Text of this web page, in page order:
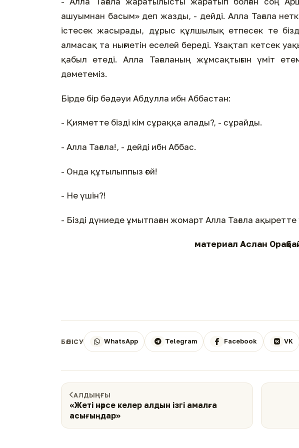
ашуымнан басым» деп жазды, - дейді. Алла Тағала
істесек жасырады, дұрыс құлшылық етпесек те
алмасақ та нығметін еселей береді. Ұзақтап кетсек
қабыл етеді. Алла Тағаланың жұмсақтығын үміт
дәметеміз.
Бірде бір бәдәуи Абдулла ибн Аббастан:
- Қияметте бізді кім сұраққа алады?, - сұрайды.
- Алла Тағала!, - дейді ибн Аббас.
- Онда құтылыппыз ғой!
- Не үшін?!
- Бізді дүниеде ұмытпаған жомарт Алла Тағала
материал Аслан
БӨЛІСУ WhatsApp Telegram Facebook VK
АЛДЫҢҒЫ
«Жеті нәрсе келер алдын ізгі амалға
асығыңдар»